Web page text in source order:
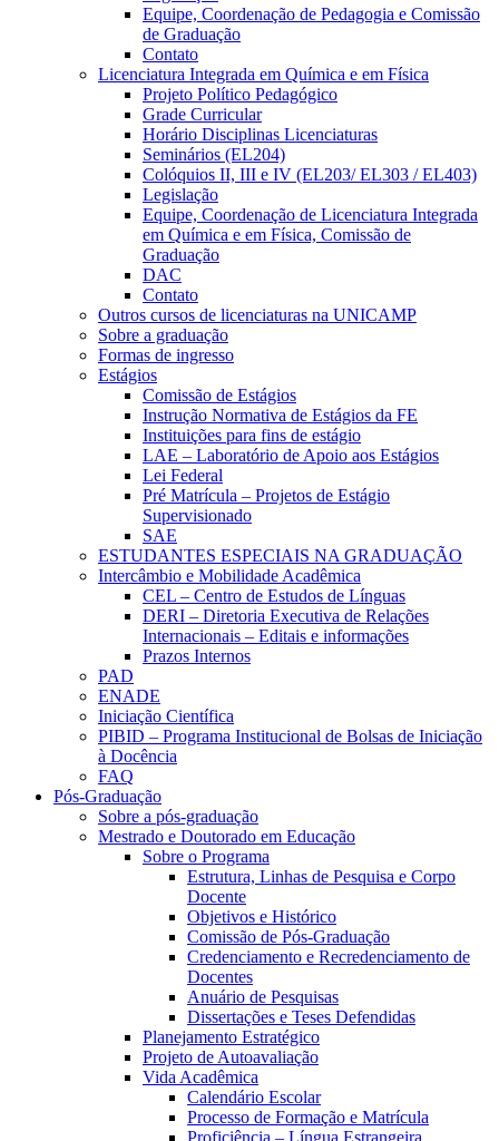
Equipe, Coordenação de Pedagogia e Comissão
de Graduação
Contato
Licenciatura Integrada em Química e em Física
Projeto Político Pedagógico
Grade Curricular
Horário Disciplinas Licenciaturas
Seminários (EL204)
Colóquios II, III e IV (EL203/ EL303 / EL403)
Legislação
Equipe, Coordenação de Licenciatura Integrada
em Química e em Física, Comissão de
Graduação
DAC
Contato
Outros cursos de licenciaturas na UNICAMP
Sobre a graduação
Formas de ingresso
Estágios
Comissão de Estágios
Instrução Normativa de Estágios da FE
Instituições para fins de estágio
LAE – Laboratório de Apoio aos Estágios
Lei Federal
Pré Matrícula – Projetos de Estágio
Supervisionado
SAE
ESTUDANTES ESPECIAIS NA GRADUAÇÃO
Intercâmbio e Mobilidade Acadêmica
CEL – Centro de Estudos de Línguas
DERI – Diretoria Executiva de Relações
Internacionais – Editais e informações
Prazos Internos
PAD
ENADE
Iniciação Científica
PIBID – Programa Institucional de Bolsas de Iniciação
à Docência
FAQ
Pós-Graduação
Sobre a pós-graduação
Mestrado e Doutorado em Educação
Sobre o Programa
Estrutura, Linhas de Pesquisa e Corpo
Docente
Objetivos e Histórico
Comissão de Pós-Graduação
Credenciamento e Recredenciamento de
Docentes
Anuário de Pesquisas
Dissertações e Teses Defendidas
Planejamento Estratégico
Projeto de Autoavaliação
Vida Acadêmica
Calendário Escolar
Processo de Formação e Matrícula
Proficiência – Língua Estrangeira